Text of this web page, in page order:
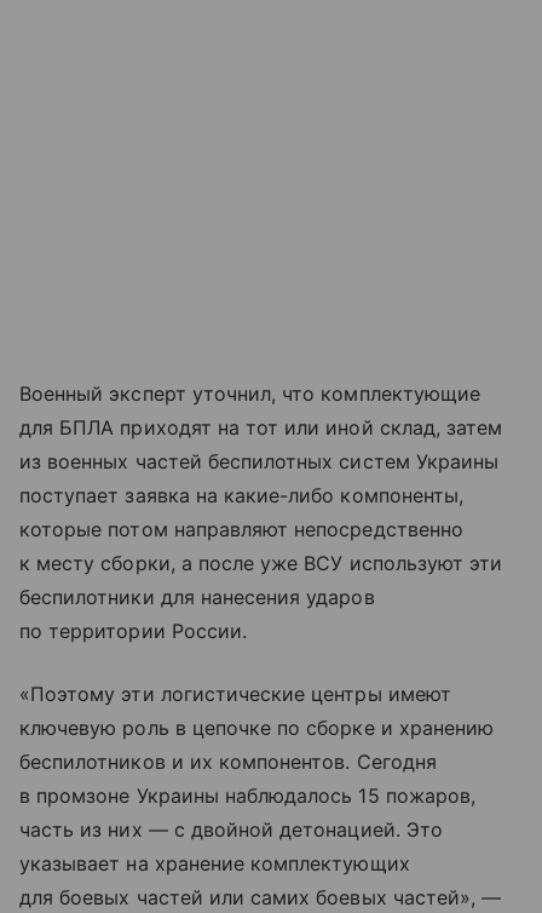
Военный эксперт уточнил, что комплектующие
для БПЛА приходят на тот или иной склад, затем
из военных частей беспилотных систем Украины
поступает заявка на какие-либо компоненты,
которые потом направляют непосредственно
к месту сборки, а после уже ВСУ используют эти
беспилотники для нанесения ударов
по территории России.
«Поэтому эти логистические центры имеют
ключевую роль в цепочке по сборке и хранению
беспилотников и их компонентов. Сегодня
в промзоне Украины наблюдалось 15 пожаров,
часть из них — с двойной детонацией. Это
указывает на хранение комплектующих
для боевых частей или самих боевых частей», —